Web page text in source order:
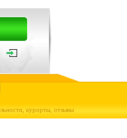
курорты, отзывы